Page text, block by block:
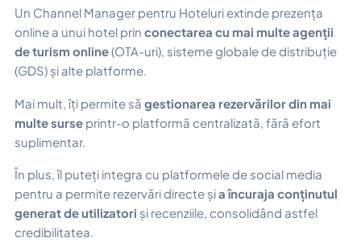
Un Channel Manager pentru Hoteluri extinde prezența
online a unui hotel prin conectarea cu mai multe agenții
de turism online(OTA-uri), sisteme globale de distribuție
(GDS) și alte platforme.
Mai mult, îți permite să gestionarea rezervărilor din mai
multe surse printr-o platformă centralizată, fără efort
suplimentar.
În plus, îl puteți integra cu platformele de social media
pentru a permite rezervări directe șia încuraja conținutul
generat de utilizatori și recenziile, consolidând astfel
credibilitatea.